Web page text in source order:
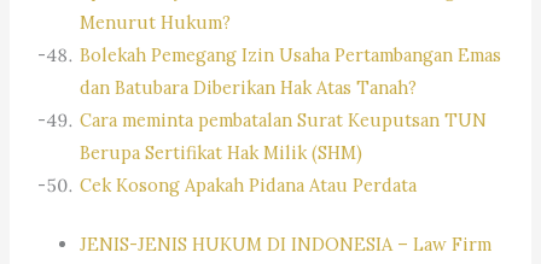
Menurut Hukum?
Bolekah Pemegang Izin Usaha Pertambangan Emas
dan Batubara Diberikan Hak Atas Tanah?
Cara meminta pembatalan Surat Keuputsan TUN
Berupa Sertifikat Hak Milik (SHM)
Cek Kosong Apakah Pidana Atau Perdata
JENIS-JENIS HUKUM DI INDONESIA – Law Firm